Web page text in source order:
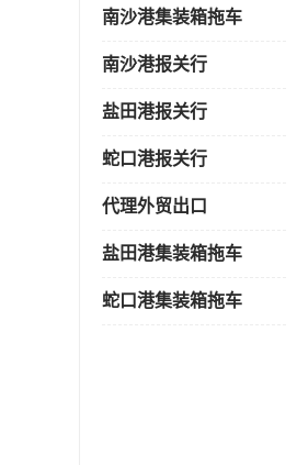
南沙港集装箱拖车
南沙港报关行
盐田港报关行
蛇口港报关行
代理外贸出口
盐田港集装箱拖车
蛇口港集装箱拖车